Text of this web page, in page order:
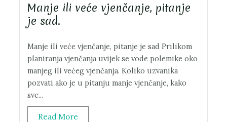
Manje ili veće vjenčanje, pitanje
je sad.
Manje ili veće vjenčanje, pitanje je sad Prilikom
planiranja vjenčanja uvijek se vode polemike oko
manjeg ili većeg vjenčanja. Koliko uzvanika
pozvati ako je u pitanju manje vjenčanje, kako
sve...
Read More